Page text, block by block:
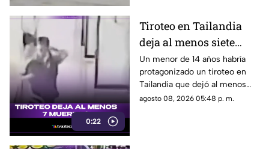
0:22
Tiroteo en Tailandia
deja al menos siete
muertos
Un menor de 14 años habría
protagonizado un tiroteo en
Tailandia que dejó al menos
siete personas muertas, entre
agosto 08, 2026 05:48 p. m.